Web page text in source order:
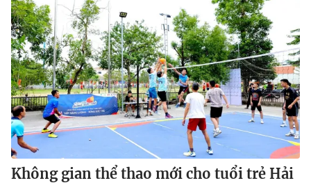
Không gian thể thao mới cho tuổi trẻ Hải